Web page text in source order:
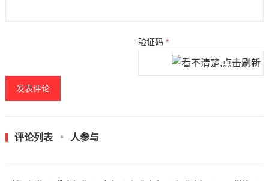
验证码*
评论列表 人参与